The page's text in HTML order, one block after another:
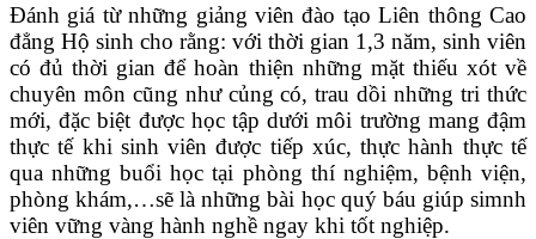
Đánh giá từ những giảng viên đào tạo Liên thông Cao
đẳng Hộ sinh cho rằng: với thời gian 1,3 năm, sinh viên
có đủ thời gian để hoàn thiện những mặt thiếu xót về
chuyên môn cũng như củng có, trau dồi những tri thức
mới, đặc biệt được học tập dưới môi trường mang đậm
thực tế khi sinh viên được tiếp xúc, thực hành thực tế
qua những buổi học tại phòng thí nghiệm, bệnh viện,
phòng khám,…sẽ là những bài học quý báu giúp simnh
viên vững vàng hành nghề ngay khi tốt nghiệp.